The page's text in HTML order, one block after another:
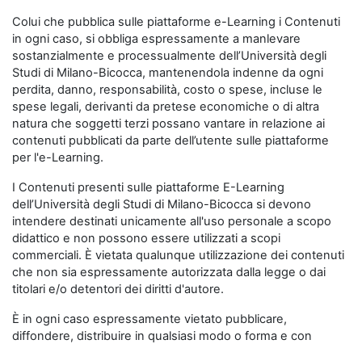
Colui che pubblica sulle piattaforme e-Learning i Contenuti
in ogni caso, si obbliga espressamente a manlevare
sostanzialmente e processualmente dell’Università degli
Studi di Milano-Bicocca, mantenendola indenne da ogni
perdita, danno, responsabilità, costo o spese, incluse le
spese legali, derivanti da pretese economiche o di altra
natura che soggetti terzi possano vantare in relazione ai
contenuti pubblicati da parte dell’utente sulle piattaforme
per l'e-Learning.
I Contenuti presenti sulle piattaforme E-Learning
dell’Università degli Studi di Milano-Bicocca si devono
intendere destinati unicamente all'uso personale a scopo
didattico e non possono essere utilizzati a scopi
commerciali. È vietata qualunque utilizzazione dei contenuti
che non sia espressamente autorizzata dalla legge o dai
titolari e/o detentori dei diritti d'autore.
È in ogni caso espressamente vietato pubblicare,
diffondere, distribuire in qualsiasi modo o forma e con